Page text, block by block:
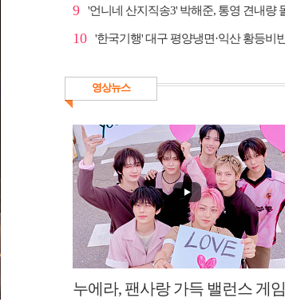
9
10
영상뉴스
누에라, 팬사랑 가득 밸런스 게임